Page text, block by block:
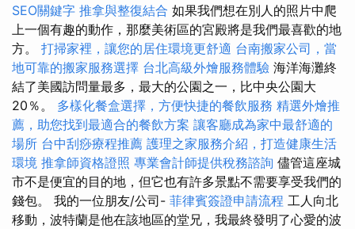
SEO關鍵字 推拿與整復結合 如果我們想在別人的照片中爬
上一個有趣的動作，那麼美術區的宮殿將是我們最喜歡的地
方。 打掃家裡，讓您的居住環境更舒適 台南搬家公司，當
地可靠的搬家服務選擇 台北高級外燴服務體驗 海洋海灘終
結了美國訪問量最多，最大的公園之一，比中央公園大
20％。 多樣化餐盒選擇，方便快捷的餐飲服務 精選外燴推
薦，助您找到最適合的餐飲方案 讓客廳成為家中最舒適的
場所 台中刮痧療程推薦 護理之家服務介紹，打造健康生活
環境 推拿師資格證照 專業會計師提供稅務諮詢 儘管這座城
市不是便宜的目的地，但它也有許多景點不需要享受我們的
錢包。 我的一位朋友/公司- 菲律賓簽證申請流程 工人向北
移動，波特蘭是他在該地區的堂兄，我最終發明了心愛的波